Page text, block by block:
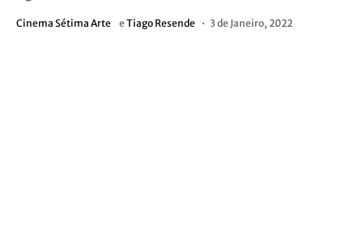
Cinema Sétima Arte e Tiago Resende 3 de Janeiro, 2022